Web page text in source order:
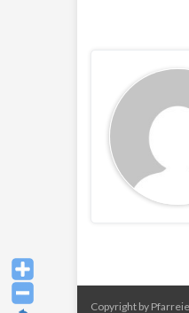
Copyright by